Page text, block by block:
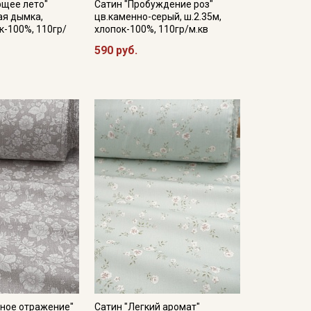
лето"
дымка,
100%, 110гр/
Сатин "Пробуждение роз"
цв.каменно-серый, ш.2.35м,
хлопок-100%, 110гр/м.кв
590 руб.
отражение"
Сатин "Легкий аромат"